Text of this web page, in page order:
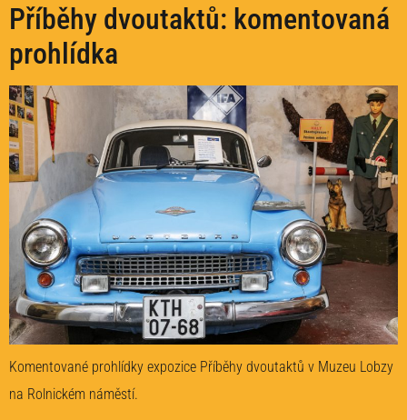
Příběhy dvoutaktů: komentovaná
prohlídka
Komentované prohlídky expozice Příběhy dvoutaktů v Muzeu Lobzy
na Rolnickém náměstí.